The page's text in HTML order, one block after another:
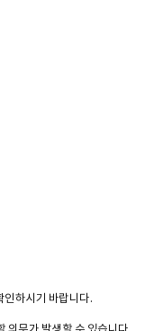
인하시기 바랍니다.